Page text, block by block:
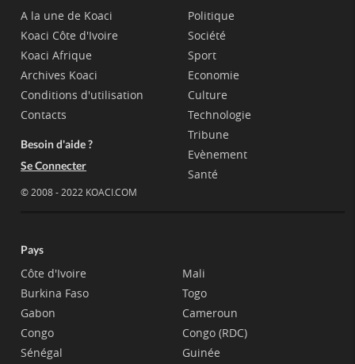
A la une de Koaci
Koaci Côte d'Ivoire
Koaci Afrique
Archives Koaci
Conditions d'utilisation
Contacts
Besoin d'aide ?
Se Connecter
© 2008 - 2022 KOACI.COM
Politique
Société
Sport
Economie
Culture
Technologie
Tribune
Evènement
Santé
Pays
Côte d'Ivoire
Burkina Faso
Gabon
Congo
Sénégal
Mali
Togo
Cameroun
Congo (RDC)
Guinée